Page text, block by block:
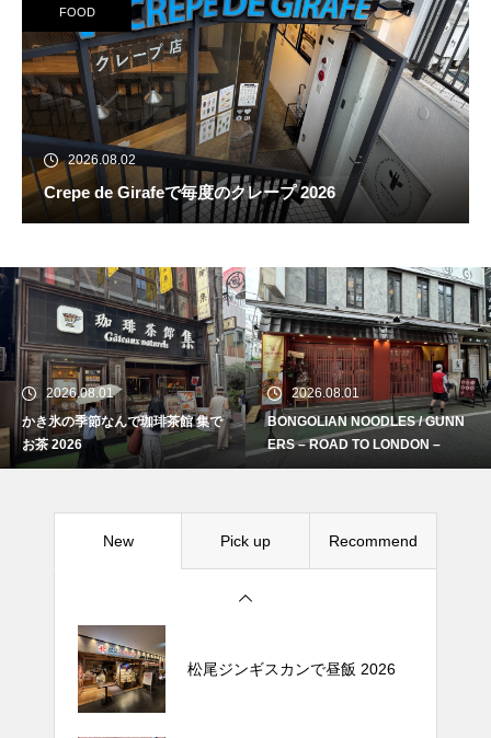
FOOD
2026.08.02
Crepe de Girafeで毎度のクレープ 2026
2026.08.01
かき氷の季節なんで珈琲茶館 集で
お茶 2026
2026.08.01
BONGOLIAN NOODLES / GUNN
ERS – ROAD TO LONDON –
New Pick up Recommend
続 Alain Mikli Boutique Minami A
oyamaでメンテナンス 2026
Crepe de Girafeで毎度のクレー
プ 2026
松尾ジンギスカンで昼飯 2026